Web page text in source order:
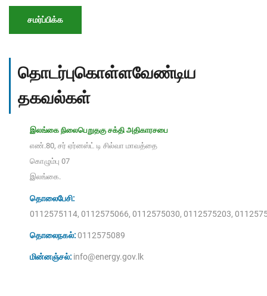
சமர்ப்பிக்க
தொடர்புகொள்ளவேண்டிய
தகவல்கள்
இலங்கை நிலைபெறுதகு சக்தி அதிகாரசபை
எண்.80, சர் ஏர்னஸ்ட் டி சில்வா மாவத்தை
கொழும்பு 07
இலங்கை.
தொலைபேசி:
0112575114, 0112575066, 0112575030, 0112575203,
தொலைநகல்:0112575089
மின்னஞ்சல்: info@energy.gov.lk